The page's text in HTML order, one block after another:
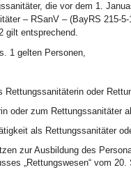
die vor dem 1.
– RSanV – (BayRS 215-
gilt entsprechend.
1 gelten Personen,
oder
oder zum Rettungssanitäter
als Rettungssanitäter
zur Ausbildung des
„Rettungswesen“ vom 20.